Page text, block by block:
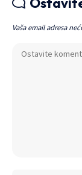
Vaša email adresa